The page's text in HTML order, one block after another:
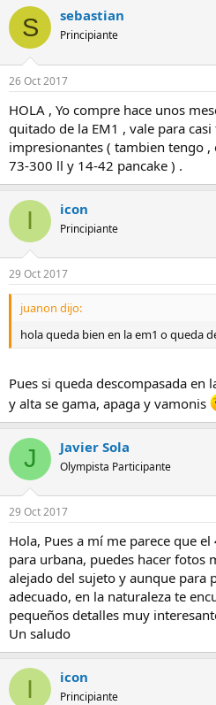
S sebastian
Principiante
26 Oct 2017
HOLA , Yo compre hace unos
quitado de la EM1 , vale para
impresionantes ( tambien tengo ,
73-300 ll y 14-42 pancake ) .
I icon
Principiante
29 Oct 2017
juanon dijo:
hola queda bien en la em1 o queda
Pues si queda descompasada en
y alta se gama, apaga y vamonis
J Javier Sola
Olympista Participante
29 Oct 2017
Hola, Pues a mí me parece que
para urbana, puedes hacer fotos
alejado del sujeto y aunque para
adecuado, en la naturaleza te
pequeños detalles muy
Un saludo
I icon
Principiante